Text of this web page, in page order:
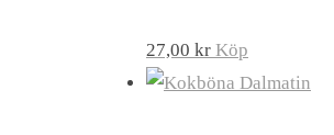
27,00 kr Köp